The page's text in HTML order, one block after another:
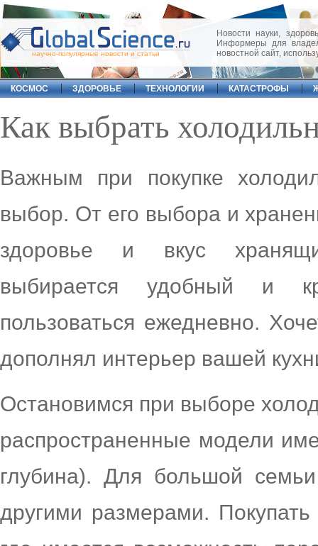
научно-популярные новости и статьи
Новости науки,
Информеры для
новостной сайт,
КОСМОС ЗДОРОВЬЕ ТЕХНОЛОГИИ КАТАСТРОФЫ
Как выбрать
Важным при покупке
выбор. От его выбора и
здоровье и вкус
выбирается удобный и
пользоваться ежедневно.
дополнял интерьер вашей
Остановимся при выборе
распространенные модели
глубина). Для большой
другими размерами.